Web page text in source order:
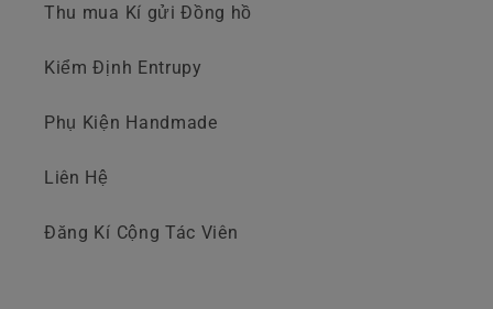
Thu mua Kí gửi Đồng hồ
Kiểm Định Entrupy
Phụ Kiện Handmade
Liên Hệ
Đăng Kí Cộng Tác Viên